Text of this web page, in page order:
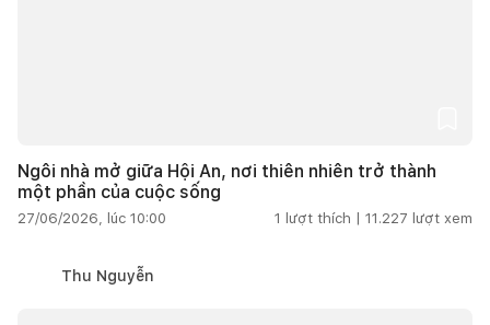
Ngôi nhà mở giữa Hội An, nơi thiên nhiên trở thành
một phần của cuộc sống
27/06/2026, lúc 10:00 1 lượt thích | 11.227 lượt xem
Thu Nguyễn